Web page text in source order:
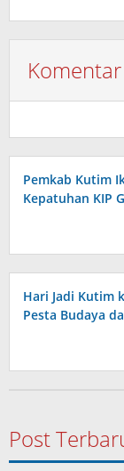
Komentar
Pemkab Kutim
Kepatuhan KIP
Hari Jadi Kutim
Pesta Budaya
Post